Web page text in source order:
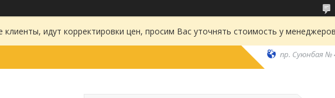
идут корректировки цен, просим Вас уточнять стоимость у
пр. Суюнбая №